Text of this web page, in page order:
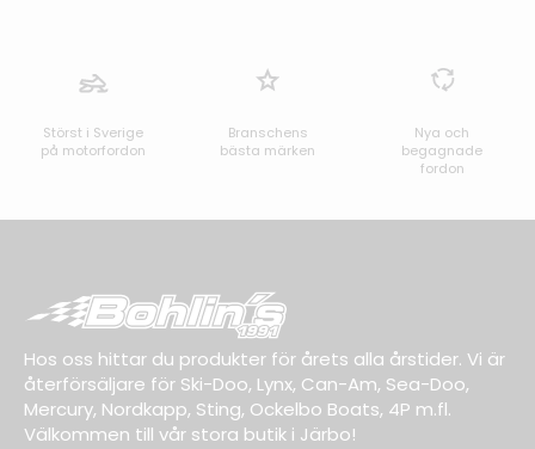
Störst i Sverige
på motorfordon
Branschens
bästa märken
Nya och
begagnade
fordon
Hos oss hittar du produkter för årets alla årstider. Vi är
återförsäljare för Ski-Doo, Lynx, Can-Am, Sea-Doo,
Mercury, Nordkapp, Sting, Ockelbo Boats, 4P m.fl.
Välkommen till vår stora butik i Järbo!